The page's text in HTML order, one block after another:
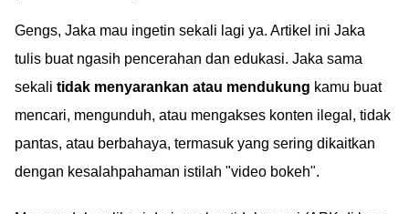
Gengs, Jaka mau ingetin sekali lagi ya. Artikel ini Jaka
tulis buat ngasih pencerahan dan edukasi. Jaka sama
sekali tidak menyarankan atau mendukung kamu buat
mencari, mengunduh, atau mengakses konten ilegal, tidak
pantas, atau berbahaya, termasuk yang sering dikaitkan
dengan kesalahpahaman istilah "video bokeh".